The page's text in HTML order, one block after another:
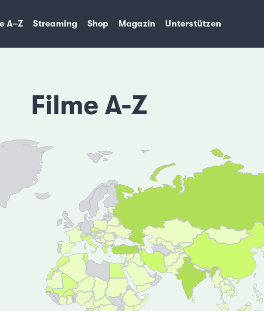
A–Z Streaming Shop Magazin Unterstützen
Filme A-Z